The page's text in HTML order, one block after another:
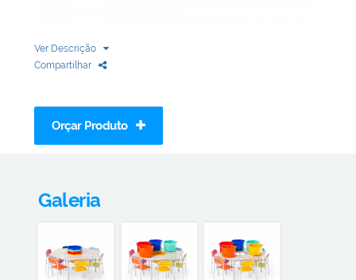
Ver Descrição
Compartilhar
Orçar Produto
Galeria